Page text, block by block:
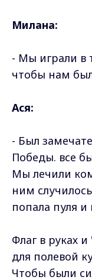
Милана:
- Мы играли в
чтобы нам
Ася:
- Был
Победы. все
Мы лечили
ним
попала пуля
Флаг в руках
для полевой
Чтобы были